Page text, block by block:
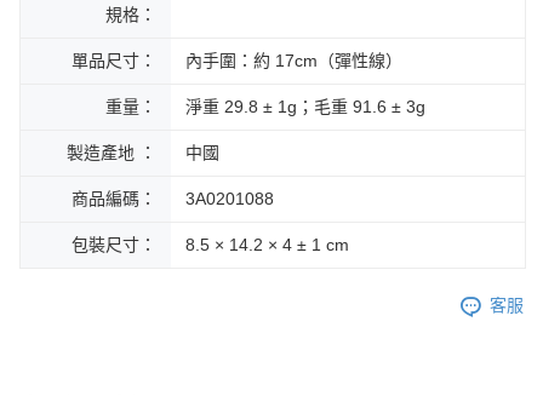
規格：
單品尺寸： 內手圍：約 17cm（彈性線）
重量： 淨重 29.8 ± 1g；毛重 91.6 ± 3g
製造產地 ： 中國
商品編碼： 3A0201088
包裝尺寸： 8.5 × 14.2 × 4 ± 1 cm
客服